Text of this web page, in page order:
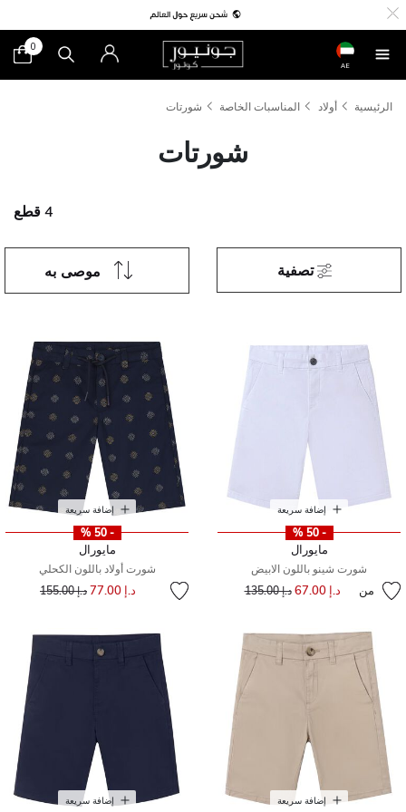
AE
0
الرئيسية أولاد المناسبات الخاصة شورتات
شورتات
4 قطع
موصى به تصفية
إضافة سريعة
- 50 %
مايورال
شورت شينو باللون الابيض
من د.إ 67.00 سعر مخفض مند.إ 135.00
إضافة سريعة
- 50 %
مايورال
شورت أولاد باللون الكحلي
د.إ 77.00 سعر مخفض من
د.إ 155.00 إلى
إضافة سريعة إضافة سريعة